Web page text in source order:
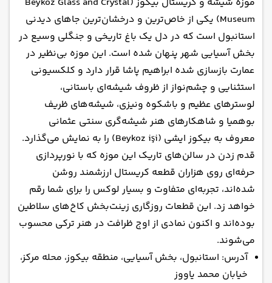
Museum) یکی از خاص‌ترین و درخشان‌ترین جاهای دیدنی
استانبول است که در دل یک باغ تاریخی و جنگلی وسیع در
بخش آسیایی شهر پنهان شده است. این موزه بی‌نظیر در
عمارت بازسازی شده ابراهیم پاشا قرار دارد و کلکسیونی
استثنایی و چشم‌نواز از ظروف شیشه‌ای باستانی،
لوسترهای عظیم و باشکوه ونیزی، شیشه‌های ظریف
بوهمیا و شاهکارهای هنر شیشه‌گری سنتی عثمانی
معروف به بیکوز ایشی (Beykoz işi) را به نمایش می‌گذارد.
قدم زدن در سالن‌های تاریک این موزه که با نورپردازی
حرفه‌ای روی هزاران قطعه کریستال ارزشمند روشن
شده‌اند، تجربه‌ای متفاوت و بسیار لوکس را برای شما رقم
خواهد زد. این قطعات روزگاری زینت‌بخش کاخ‌های سلاطین
بوده‌اند و اکنون نمادی از اوج ظرافت در هنر ترکی محسوب
می‌شوند.
آدرس: استانبول، بخش آسیایی، منطقه بیکوز، محله مرکز،
خیابان محمد یاووز